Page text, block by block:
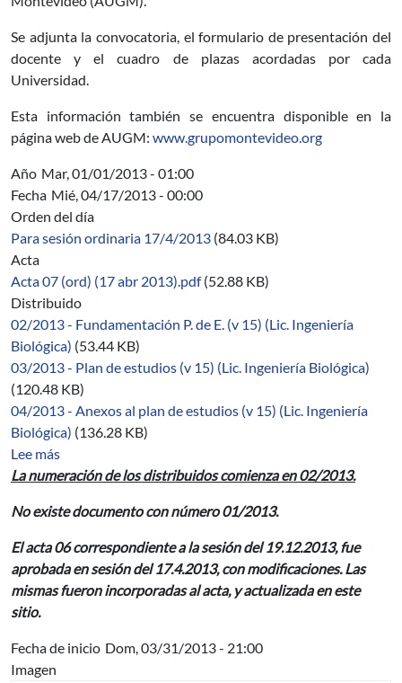
Se adjunta la convocatoria, el formulario de presentación del
docente y el cuadro de plazas acordadas por cada
Universidad.
Esta información también se encuentra disponible en la
página web de AUGM: www.grupomontevideo.org
Año Mar, 01/01/2013 - 01:00
Fecha Mié, 04/17/2013 - 00:00
Orden del día
Para sesión ordinaria 17/4/2013 (84.03 KB)
Acta
Acta 07 (ord) (17 abr 2013).pdf (52.88 KB)
Distribuido
02/2013 - Fundamentación P. de E. (v 15) (Lic. Ingeniería
Biológica) (53.44 KB)
03/2013 - Plan de estudios (v 15) (Lic. Ingeniería Biológica)
(120.48 KB)
04/2013 - Anexos al plan de estudios (v 15) (Lic. Ingeniería
Biológica) (136.28 KB)
Lee más
La numeración de los distribuidos comienza en 02/2013.
No existe documento con número 01/2013.
El acta 06 correspondiente a la sesión del 19.12.2013, fue
aprobada en sesión del 17.4.2013, con modificaciones. Las
mismas fueron incorporadas al acta, y actualizada en este
sitio.
Fecha de inicio Dom, 03/31/2013 - 21:00
Imagen